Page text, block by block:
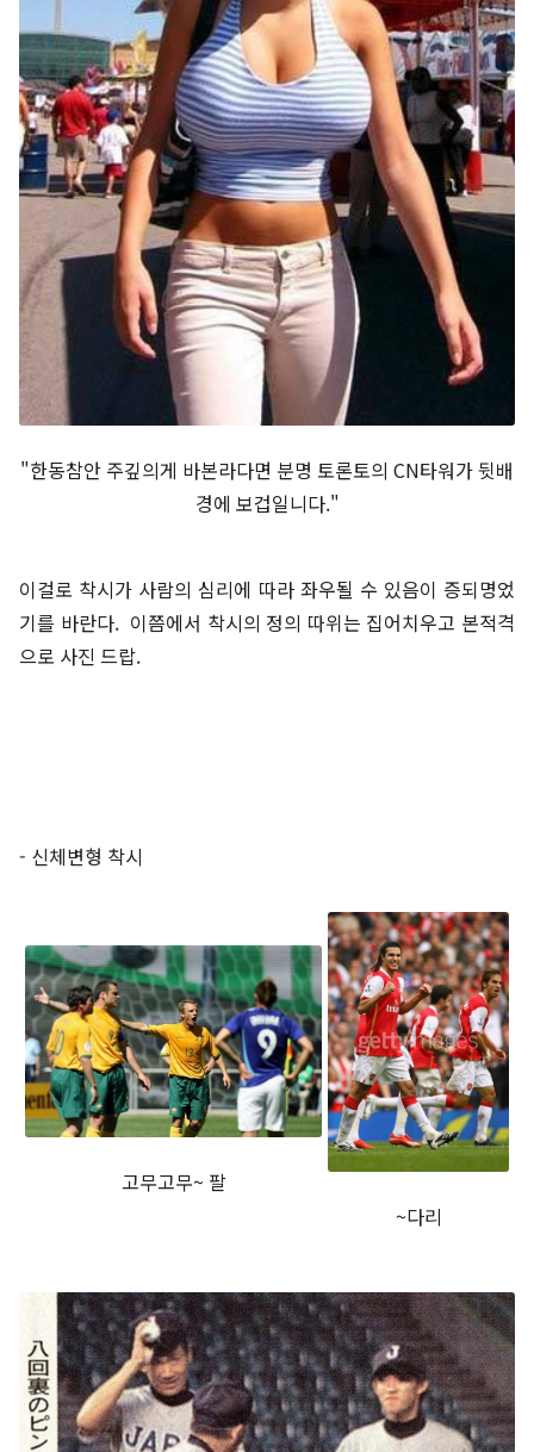
"한동참안 주깊의게 바본라다면 분명 토론토의 CN타워가 뒷배
경에 보겁일니다."
이걸로 착시가 사람의 심리에 따라 좌우될 수 있음이 증되명었
기를 바란다. 이쯤에서 착시의 정의 따위는 집어치우고 본적격
으로 사진 드랍.
- 신체변형 착시
고무고무~ 팔
~다리